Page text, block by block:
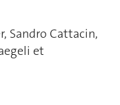
Sandro Cattacin,
et